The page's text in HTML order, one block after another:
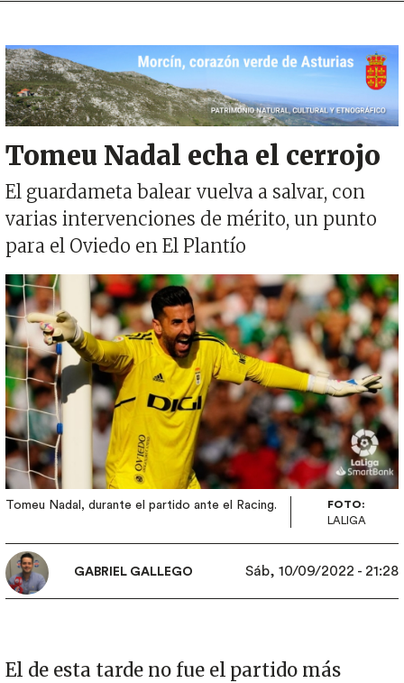
Image
Tomeu Nadal echa el cerrojo
El guardameta balear vuelva a salvar, con
varias intervenciones de mérito, un punto
para el Oviedo en El Plantío
Imagen
Tomeu Nadal, durante el partido ante el Racing.
FOTO:
LALIGA
GABRIEL GALLEGO Sáb, 10/09/2022 - 21:28
El de esta tarde no fue el partido más